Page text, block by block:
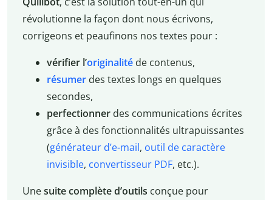
révolutionne la façon dont nous écrivons,
corrigeons et peaufinons nos textes pour :
vérifier l’originalitéde contenus,
résumerdes textes longs en quelques
secondes,
perfectionnerdes communications écrites
grâce à des fonctionnalités ultrapuissantes
(générateur d’e-mail, outil de caractère
invisible, convertisseur PDF, etc.).
Unesuite complète d’outils conçue pour